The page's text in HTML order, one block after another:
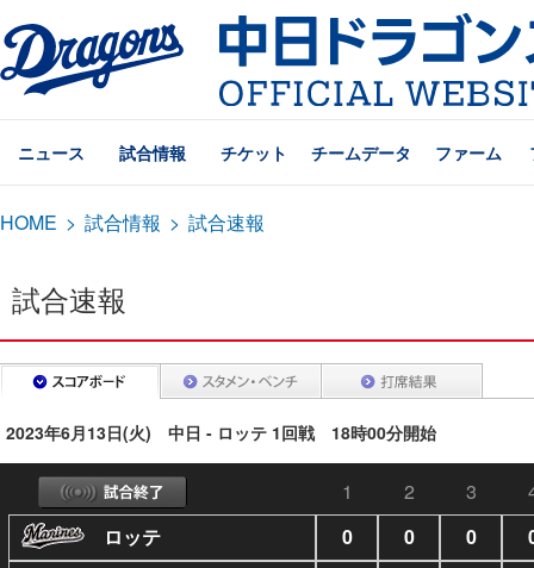
ニュース 試合情報 チケット チームデータ ファーム
HOME > 試合情報 > 試合速報
試合速報
2023年6月13日(火) 中日 - ロッテ 1回戦 18時00分開始
1 2 3
ロッテ
0 0 0